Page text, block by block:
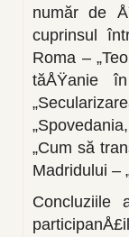
număr de
cuprinsul
Roma –
tăÅŸanie
„Cum să
Madridului –
Concluziile